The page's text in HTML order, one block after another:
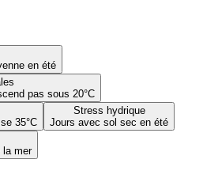
en été
pas sous 20°C
35°C
Stress hydrique
Jours avec sol sec en été
la mer